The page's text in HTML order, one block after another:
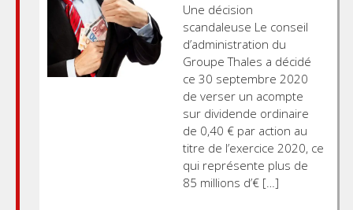
Une décision
scandaleuse Le conseil
d’administration du
Groupe Thales a décidé
ce 30 septembre 2020
de verser un acompte
sur dividende ordinaire
de 0,40 € par action au
titre de l’exercice 2020, ce
qui représente plus de
85 millions d’€ […]